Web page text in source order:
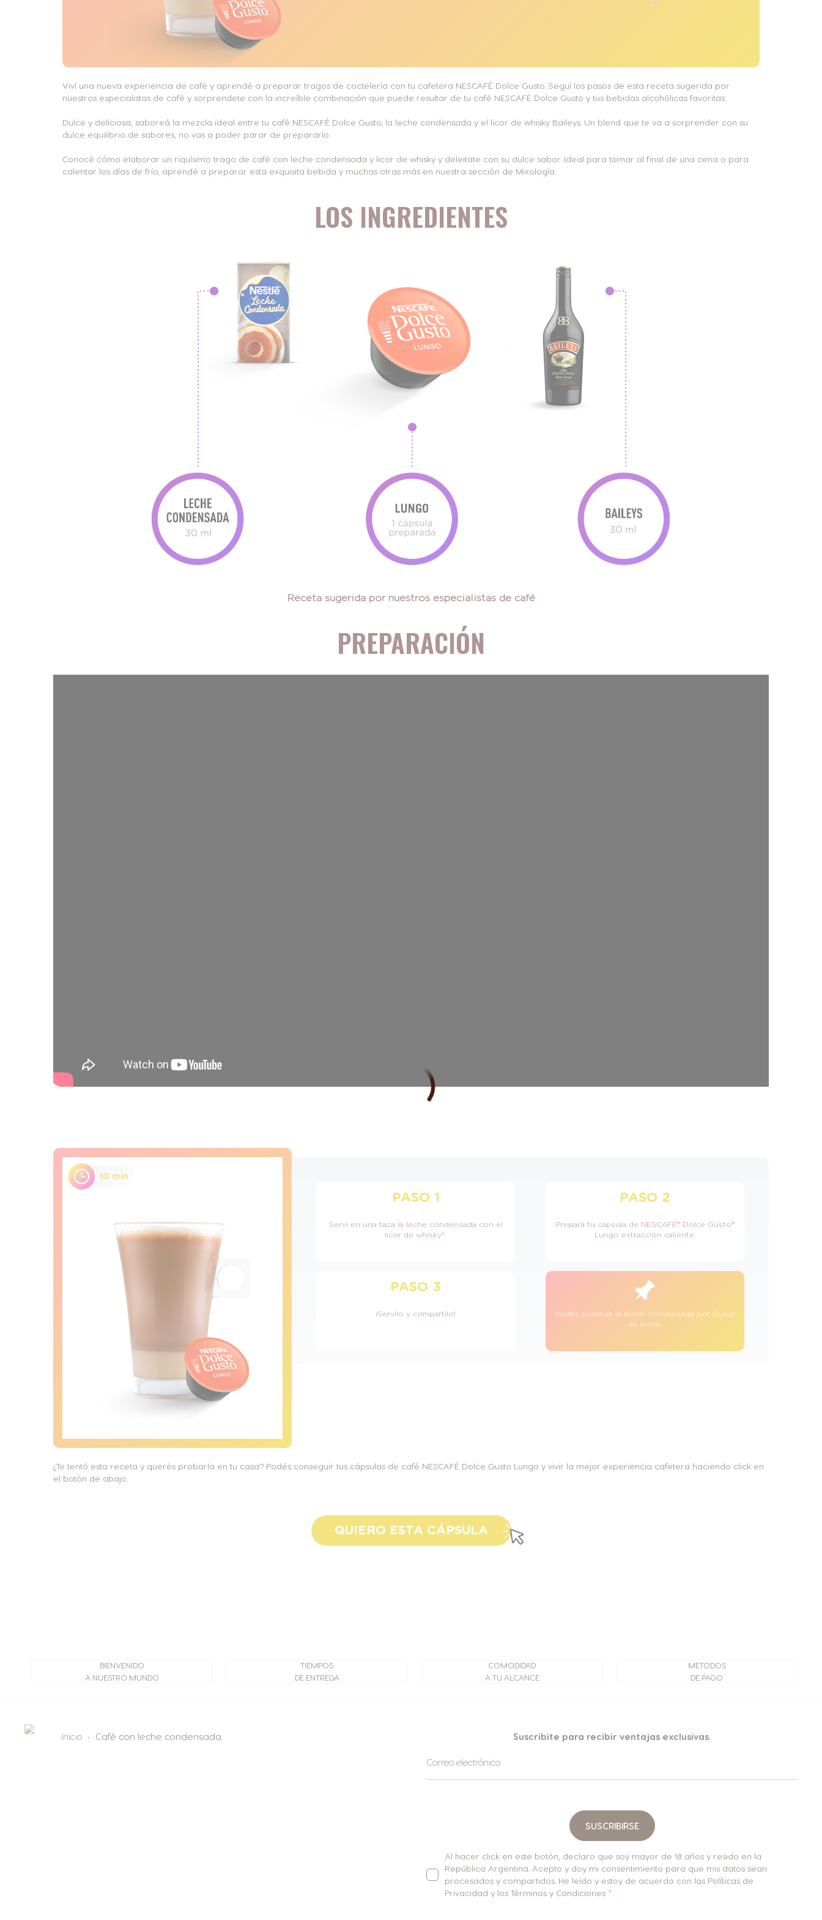
Viví una nueva experiencia de café y aprendé a preparar tragos de coctelería con tu cafetera NESCAFÉ Dolce Gusto. Seguí los pasos de esta receta sugerida por
nuestros especialistas de café y sorprendete con la increíble combinación que puede resultar de tu café NESCAFÉ Dolce Gusto y tus bebidas alcohólicas favoritas.
Dulce y deliciosa, saboreá la mezcla ideal entre tu café NESCAFÉ Dolce Gusto, la leche condensada y el licor de whisky Baileys. Un blend que te va a sorprender con su
dulce equilibrio de sabores, no vas a poder parar de prepararlo.
Conocé cómo elaborar un riquísimo trago de café con leche condensada y licor de whisky y deleitate con su dulce sabor. Ideal para tomar al final de una cena o para
calentar los días de frío, aprendé a preparar esta exquisita bebida y muchas otras más en nuestra sección de Mixología.
LOS INGREDIENTES
Receta sugerida por nuestros especialistas de café
PREPARACIÓN
10 min
PASO 1
Serví en una taza la leche condensada con el
licor de whisky*.
PASO 2
Prepará tu cápsula de NESCAFÉ® Dolce Gusto®
Lungo extracción caliente.
PASO 3
¡Servilo y compartilo!
Podés sustituir la leche condensada por Dulce
de leche.
¿Te tentó esta receta y querés probarla en tu casa? Podés conseguir tus cápsulas de café NESCAFÉ Dolce Gusto Lungo y vivir la mejor experiencia cafetera haciendo click en
el botón de abajo.
QUIERO ESTA CÁPSULA
BIENVENIDO
A NUESTRO MUNDO
TIEMPOS
DE ENTREGA
COMODIDAD
A TU ALCANCE
METODOS
DE PAGO
Inicio Café con leche condensada Suscribite para recibir ventajas exclusivas.
Suscríbase
al
boletín
Correo electrónico
SUSCRIBIRSE
Al hacer click en este botón, declaro que soy mayor de 18 años y resido en la
República Argentina. Acepto y doy mi consentimiento para que mis datos sean
procesados y compartidos. He leído y estoy de acuerdo con las Políticas de
Privacidad y los Términos y Condiciones